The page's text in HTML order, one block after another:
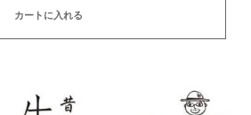
カートに入れる